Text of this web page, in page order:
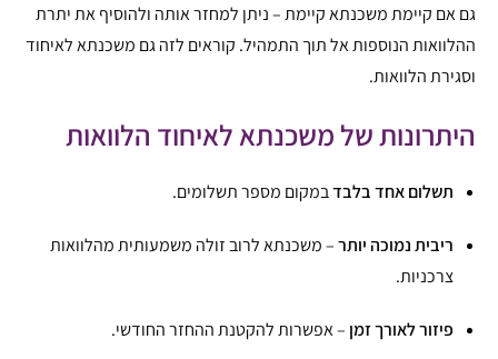
גם אם קיימת משכנתא קיימת – ניתן למחזר אותה ולהוסיף את יתרת
ההלוואות הנוספות אל תוך התמהיל. קוראים לזה גם משכנתא לאיחוד
וסגירת הלוואות.
היתרונות של משכנתא לאיחוד הלוואות
תשלום אחד בלבדבמקום מספר תשלומים.
ריבית נמוכה יותר– משכנתא לרוב זולה משמעותית מהלוואות
צרכניות.
פיזור לאורך זמן – אפשרות להקטנת ההחזר החודשי.